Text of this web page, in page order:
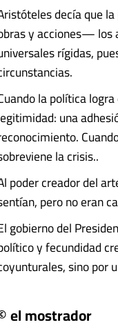
decía que
y acciones— los
rígidas,
la política
una
la crisis..
poder creador del
pero no eran
gobierno del
y fecundidad
sino por
el mostrador